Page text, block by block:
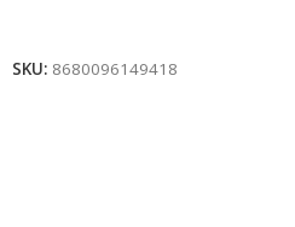
SKU: 8680096149418